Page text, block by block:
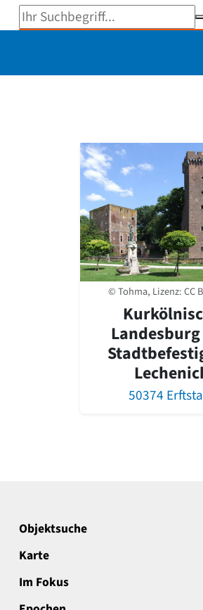
Suchbegriff eingeben
© Tohma, Lizenz:CC
50374
Objektsuche
Karte
Im Fokus